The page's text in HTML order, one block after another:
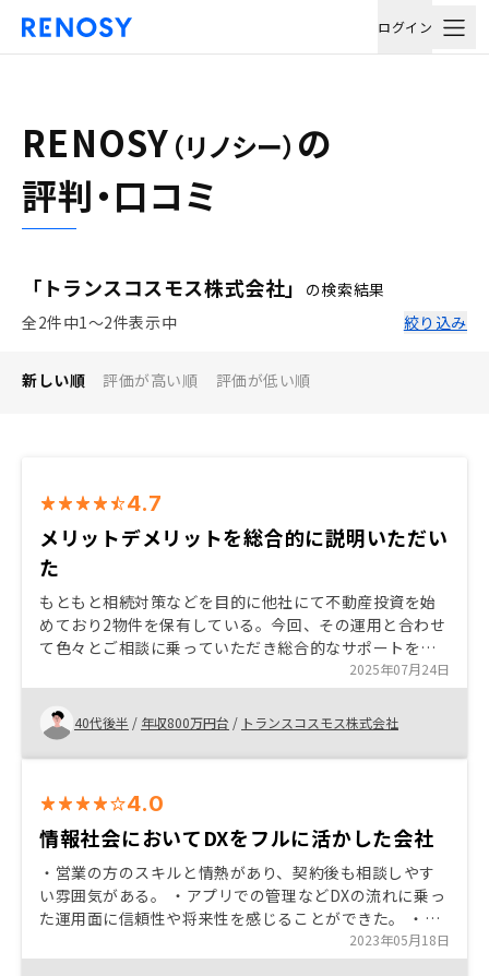
ログイン
RENOSY （リノシー） の
評判・口コミ
「トランスコスモス株式会社」
の検索結果
全2件中1〜2件表示中
絞り込み
新しい順 評価が高い順 評価が低い順
4.7
メリットデメリットを総合的に説明いただい
た
もともと相続対策などを目的に他社にて不動産投資を始
めており2物件を保有している。今回、その運用と合わせ
て色々とご相談に乗っていただき総合的なサポートを受
けられると感じたので検討させていただき購入に至っ
た。 メリットだけでなくデメリットも説明いただくこと
で安心感もあった。
2025年07月24日
40代後半 / 年収800万円台 / トランスコスモス株式会社
4.0
情報社会においてDXをフルに活かした会社
・営業の方のスキルと情熱があり、契約後も相談しやす
い雰囲気がある。 ・アプリでの管理などDXの流れに乗っ
た運用面に信頼性や将来性を感じることができた。 ・何
度も面談を行い、リスクに関しても説明をもらったので
安心ができた。
2023年05月18日